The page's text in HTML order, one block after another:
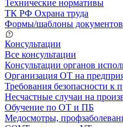
Технические нормативы
ТК РФ Охрана труда
Формы/шаблоны документов
Консультации
Все консультации
Консультации органов
Организация ОТ на
Требования безопасности к
Несчастные случаи на
Обучение по ОТ и ПБ
Медосмотры,